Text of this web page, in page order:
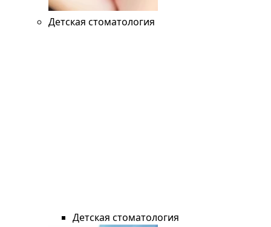
Детская стоматология
Детская стоматология